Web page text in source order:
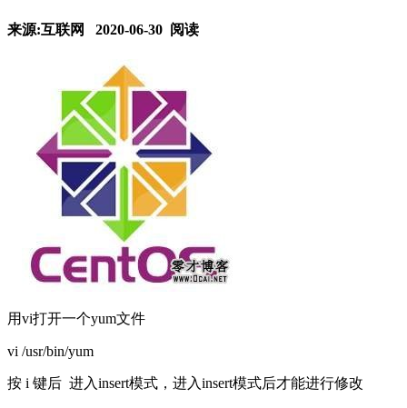
来源:互联网 2020-06-30 阅读
用vi打开一个yum文件
vi /usr/bin/yum
按 i 键后 进入insert模式，进入insert模式后才能进行修改